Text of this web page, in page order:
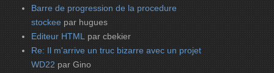
Barre de progression de la procedure
stockee par hugues
Editeur HTML par cbekier
Re: Il m'arrive un truc bizarre avec un projet
WD22 par Gino